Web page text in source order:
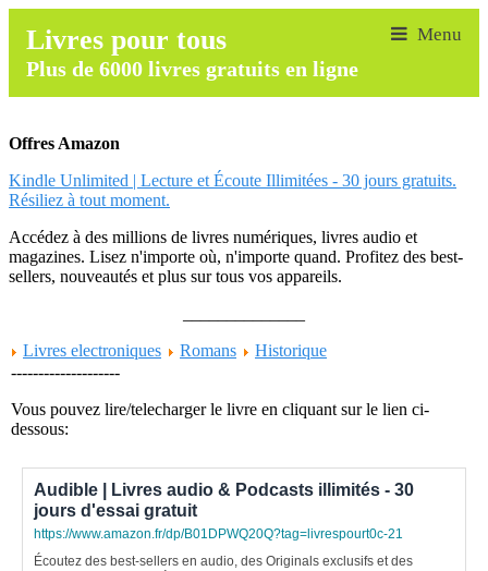
Livres pour tous
Plus de 6000 livres gratuits en ligne
Offres Amazon
Kindle Unlimited | Lecture et Écoute Illimitées - 30 jours gratuits.
Résiliez à tout moment.
Accédez à des millions de livres numériques, livres audio et
magazines. Lisez n'importe où, n'importe quand. Profitez des best-
sellers, nouveautés et plus sur tous vos appareils.
Livres electroniques
Romans
Historique
--------------------
Vous pouvez lire/telecharger le livre en cliquant sur le lien ci-
dessous:
Audible | Livres audio & Podcasts illimités - 30
jours d'essai gratuit
https://www.amazon.fr/dp/B01DPWQ20Q?tag=livrespourt0c-21
Écoutez des best-sellers en audio, des Originals exclusifs et des